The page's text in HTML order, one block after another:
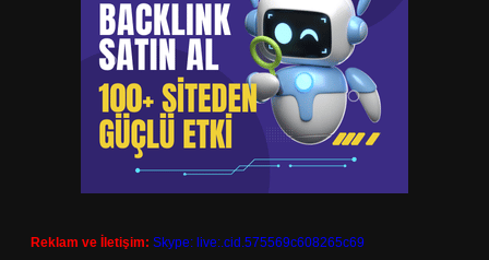
Reklam ve İletişim: Skype: live:.cid.575569c608265c69